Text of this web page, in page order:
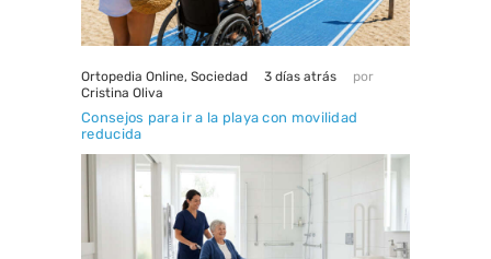
Ortopedia Online, Sociedad 3 días atrás
por
Cristina Oliva
Consejos para ir a la playa con movilidad
reducida